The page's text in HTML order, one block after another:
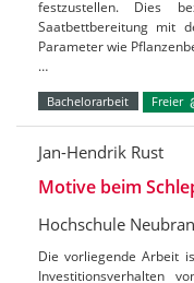
festzustellen. Dies
Saatbettbereitung mit
Parameter wie
…
Bachelorarbeit Freier
Jan-Hendrik Rust
Motive beim
Hochschule
Die vorliegende Arbeit
Investitionsverhalten